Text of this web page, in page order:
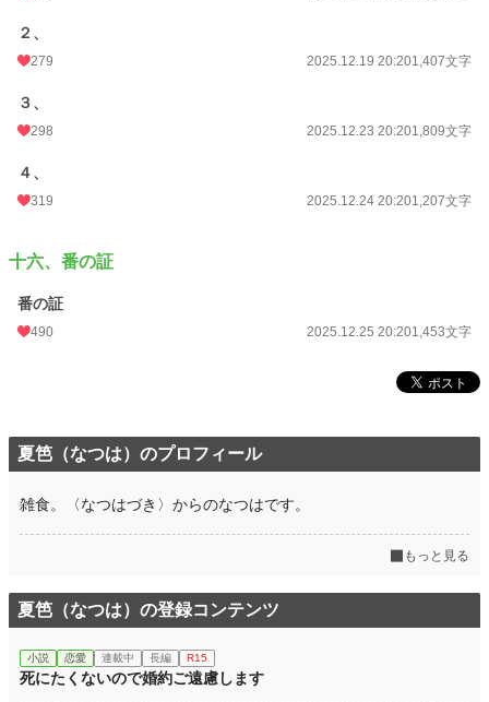
２、
279 2025.12.19 20:201,407文字
３、
298 2025.12.23 20:201,809文字
４、
319 2025.12.24 20:201,207文字
十六、番の証
番の証
490 2025.12.25 20:201,453文字
夏笆（なつは）のプロフィール
雑食。〈なつはづき〉からのなつはです。
もっと見る
夏笆（なつは）の登録コンテンツ
小説 恋愛 連載中 長編 R15
死にたくないので婚約ご遠慮します